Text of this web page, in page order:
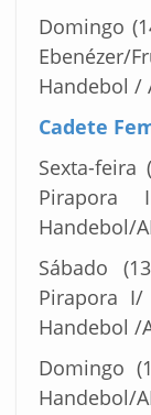
Domingo
Handebol /
Cadete
Sexta-
Handebol/
Sábado
Pirapora
Handebol /
Domingo
Handebol/